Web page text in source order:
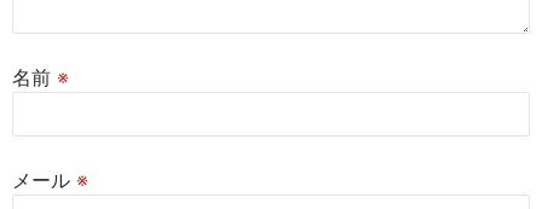
名前 ※
メール ※